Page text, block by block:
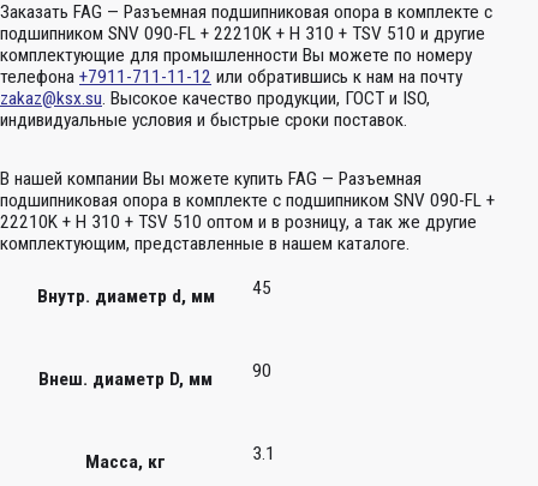
Заказать FAG — Разъемная подшипниковая опора в комплекте с
подшипником SNV 090-FL + 22210K + H 310 + TSV 510 и другие
комплектующие для промышленности Вы можете по номеру
телефона +7911-711-11-12 или обратившись к нам на почту
zakaz@ksx.su. Высокое качество продукции, ГОСТ и ISO,
индивидуальные условия и быстрые сроки поставок.
В нашей компании Вы можете купить FAG — Разъемная
подшипниковая опора в комплекте с подшипником SNV 090-FL +
22210K + H 310 + TSV 510 оптом и в розницу, а так же другие
комплектующим, представленные в нашем каталоге.
Внутр. диаметр d, мм 45
Внеш. диаметр D, мм 90
Масса, кг 3.1